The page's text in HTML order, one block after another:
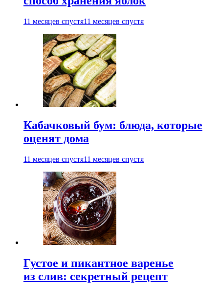
11 месяцев спустя11 месяцев спустя
Кабачковый бум: блюда, которые
оценят дома
11 месяцев спустя11 месяцев спустя
Густое и пикантное варенье
из слив: секретный рецепт